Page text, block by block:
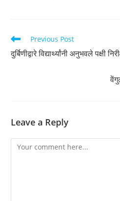
Read
more
articles
Previous Post
दुर्बिणीद्वारे विद्यार्थ्यांनी अनुभवले पक्षी
Leave a Reply
Comment